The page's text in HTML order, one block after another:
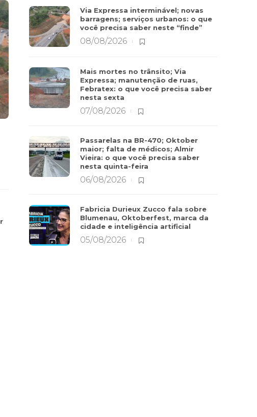
Via Expressa interminável; novas
barragens; serviços urbanos: o que
você precisa saber neste “finde”
08/08/2026
Mais mortes no trânsito; Via
Expressa; manutenção de ruas,
Febratex: o que você precisa saber
nesta sexta
07/08/2026
Passarelas na BR-470; Oktober
maior; falta de médicos; Almir
Vieira: o que você precisa saber
nesta quinta-feira
06/08/2026
Fabricia Durieux Zucco fala sobre
Blumenau, Oktoberfest, marca da
cidade e inteligência artificial
05/08/2026